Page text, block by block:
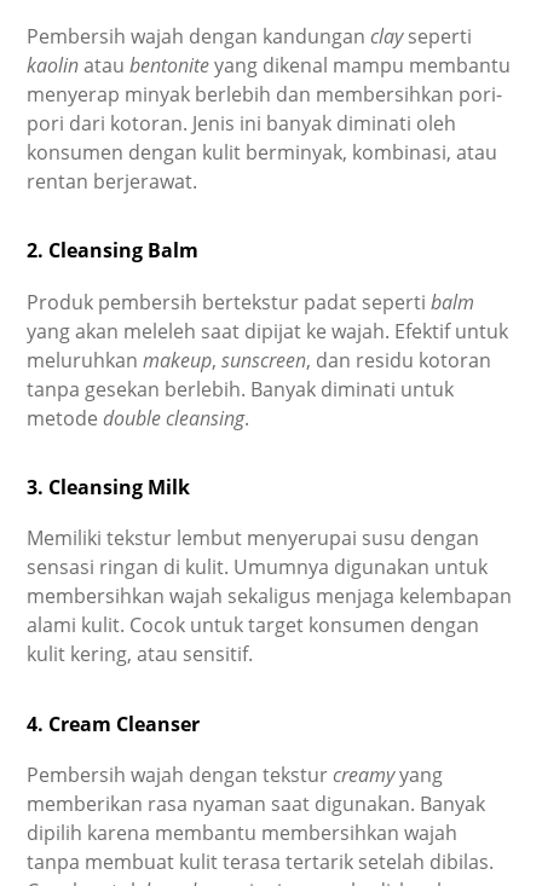
Pembersih wajah dengan kandunganclayseperti
kaolinataubentoniteyang dikenal mampu membantu
menyerap minyak berlebih dan membersihkan pori-
pori dari kotoran. Jenis ini banyak diminati oleh
konsumen dengan kulit berminyak, kombinasi, atau
rentan berjerawat.
2. Cleansing Balm
Produk pembersih bertekstur padat seperti balm
yang akan meleleh saat dipijat ke wajah. Efektif untuk
meluruhkanmakeup, sunscreen, dan residu kotoran
tanpa gesekan berlebih. Banyak diminati untuk
metodedouble cleansing.
3. Cleansing Milk
Memiliki tekstur lembut menyerupai susu dengan
sensasi ringan di kulit. Umumnya digunakan untuk
membersihkan wajah sekaligus menjaga kelembapan
alami kulit. Cocok untuk target konsumen dengan
kulit kering, atau sensitif.
4. Cream Cleanser
Pembersih wajah dengan teksturcreamyyang
memberikan rasa nyaman saat digunakan. Banyak
dipilih karena membantu membersihkan wajah
tanpa membuat kulit terasa tertarik setelah dibilas.